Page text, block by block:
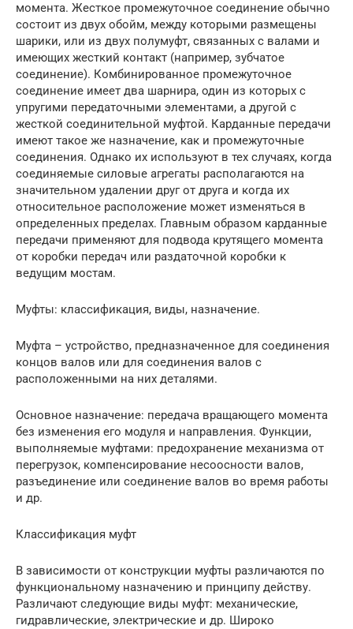
момента. Жесткое промежуточное соединение обычно
состоит из двух обойм, между которыми размещены
шарики, или из двух полумуфт, связанных с валами и
имеющих жесткий контакт (например, зубчатое
соединение). Комбинированное промежуточное
соединение имеет два шарнира, один из которых с
упругими передаточными элементами, а другой с
жесткой соединительной муфтой. Карданные передачи
имеют такое же назначение, как и промежуточные
соединения. Однако их используют в тех случаях, когда
соединяемые силовые агрегаты располагаются на
значительном удалении друг от друга и когда их
относительное расположение может изменяться в
определенных пределах. Главным образом карданные
передачи применяют для подвода крутящего момента
от коробки передач или раздаточной коробки к
ведущим мостам.
Муфты: классификация, виды, назначение.
Муфта – устройство, предназначенное для соединения
концов валов или для соединения валов с
расположенными на них деталями.
Основное назначение: передача вращающего момента
без изменения его модуля и направления. Функции,
выполняемые муфтами: предохранение механизма от
перегрузок, компенсирование несоосности валов,
разъединение или соединение валов во время работы
и др.
Классификация муфт
В зависимости от конструкции муфты различаются по
функциональному назначению и принципу действу.
Различают следующие виды муфт: механические,
гидравлические, электрические и др. Широко